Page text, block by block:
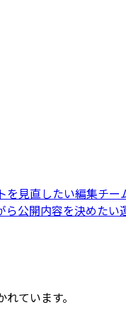
を見直したい編集チー
ら公開内容を決めたい
れています。